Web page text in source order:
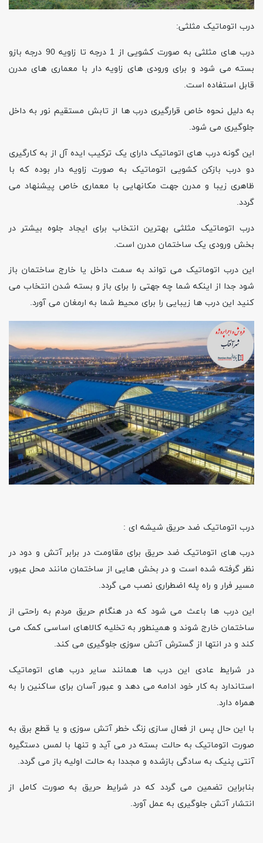
درب اتوماتیک مثلثی:
درب های مثلثی به صورت کشویی از 1 درجه تا زاویه 90 درجه بازو
بسته می شود و برای ورودی های زاویه دار با معماری های مدرن
قابل استفاده است.
به دلیل نحوه خاص قرارگیری درب ها از تابش مستقیم نور به داخل
جلوگیری می شود.
این گونه درب های اتوماتیک دارای یک ترکیب ایده آل از به کارگیری
دو درب بازکن کشویی اتوماتیک به صورت زاویه دار بوده که با
ظاهری زیبا و مدرن جهت مکانهایی با معماری خاص پیشنهاد می
گردد.
درب اتوماتیک مثلثی بهترین انتخاب برای ایجاد جلوه بیشتر در
بخش ورودی یک ساختمان مدرن است.
این درب اتوماتیک می تواند به سمت داخل یا خارج ساختمان باز
شود جدا از اینکه شما چه جهتی را برای باز و بسته شدن انتخاب می
کنید این درب ها زیبایی را برای محیط شما به ارمغان می آورد.
درب اتوماتیک ضد حریق شیشه ای :
درب های اتوماتیک ضد حریق برای مقاومت در برابر آتش و دود در
نظر گرفته شده است و در بخش هایی از ساختمان مانند محل عبور،
مسیر فرار و راه پله اضطراری نصب می گردد.
این درب ها باعث می شود که در هنگام حریق مردم به راحتی از
ساختمان خارج شوند و همینطور به تخلیه کالاهای اساسی کمک می
کند و در انتها از گسترش آتش سوزی جلوگیری می کند.
در شرایط عادی این درب ها همانند سایر درب های اتوماتیک
استاندارد به کار خود ادامه می دهد و عبور آسان برای ساکنین را به
همراه دارد.
با این حال پس از فعال سازی زنگ خطر آتش سوزی و یا قطع برق به
صورت اتوماتیک به حالت بسته در می آید و تنها با لمس دستگیره
آنتی پنیک به سادگی بازشده و مجددا به حالت اولیه باز می گردد.
بنابراین تضمین می گردد که در شرایط حریق به صورت کامل از
انتشار آتش جلوگیری به عمل آورد.